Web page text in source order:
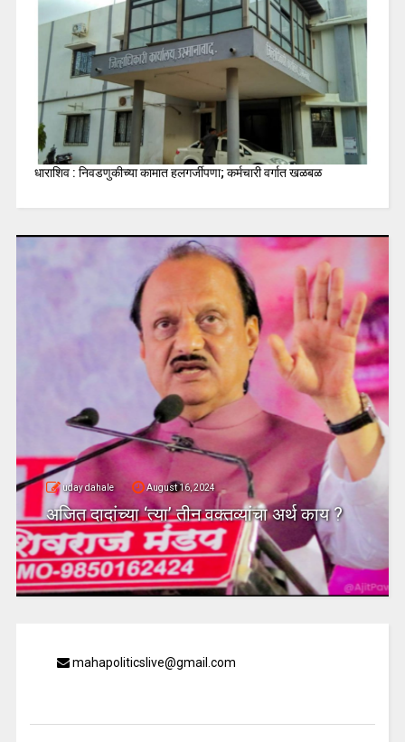
धाराशिव : निवडणुकीच्या कामात हलगर्जीपणा; कर्मचारी वर्गात खळबळ
uday dahale August 16, 2024
अजित दादांच्या ‘त्या’ तीन वक्तव्यांचा अर्थ काय ?
mahapoliticslive@gmail.com